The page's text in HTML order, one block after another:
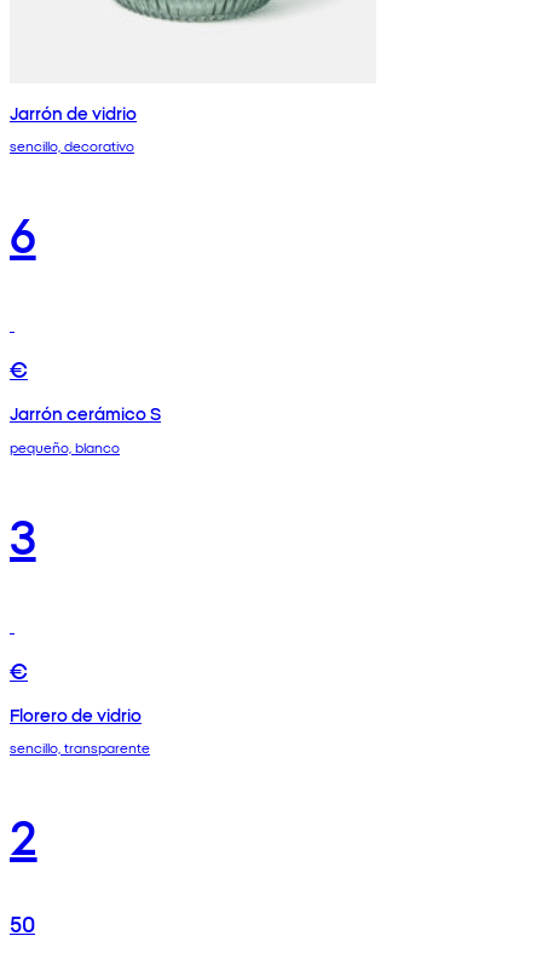
Jarrón de vidrio
sencillo, decorativo
6
€
Jarrón cerámico S
pequeño, blanco
3
€
Florero de vidrio
sencillo, transparente
2
50